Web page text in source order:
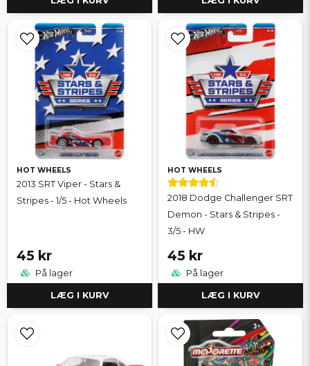
HOT WHEELS
2013 SRT Viper - Stars &
Stripes - 1/5 - Hot Wheels
45 kr
På lager
LÆG I KURV
HOT WHEELS
2018 Dodge Challenger SRT
Demon - Stars & Stripes -
3/5 - HW
45 kr
På lager
LÆG I KURV